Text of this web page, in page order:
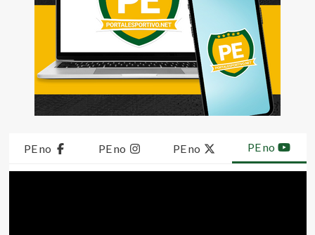
PE no PE no PE no PE no